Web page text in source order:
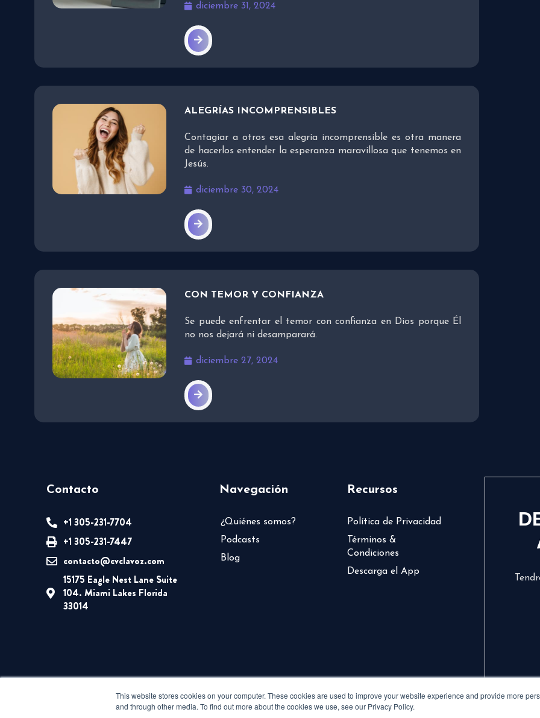
This website stores cookies on your computer. These cookies are used to improve your website experience and provide more
and through other media. To find out more about the cookies we use, see our Privacy Policy.
diciembre 31, 2024
ALEGRÍAS INCOMPRENSIBLES
Contagiar a otros esa alegría incomprensible es otra manera
de hacerlos entender la esperanza maravillosa que tenemos en
Jesús.
diciembre 30, 2024
CON TEMOR Y CONFIANZA
Se puede enfrentar el temor con confianza en Dios porque Él
no nos dejará ni desamparará.
diciembre 27, 2024
Contacto
+1 305-231-7704
+1 305-231-7447
contacto@cvclavoz.com
15175 Eagle Nest Lane Suite
104. Miami Lakes Florida
33014
Navegación
¿Quiénes somos?
Podcasts
Blog
Recursos
Política de Privacidad
Términos &
Condiciones
Descarga el App